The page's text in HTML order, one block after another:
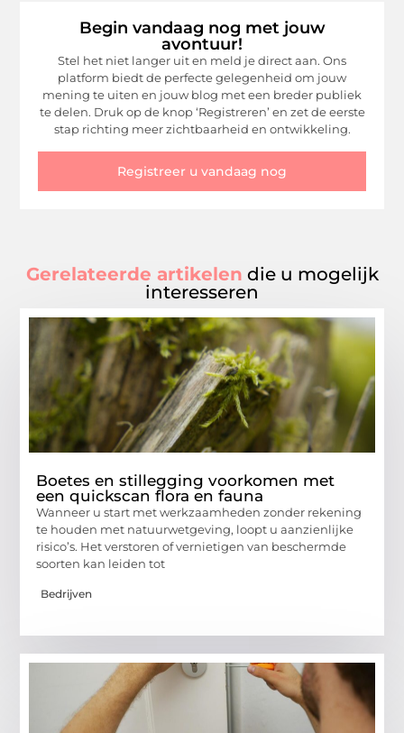
Begin vandaag nog met jouw
avontuur!
Stel het niet langer uit en meld je direct aan. Ons
platform biedt de perfecte gelegenheid om jouw
mening te uiten en jouw blog met een breder publiek
te delen. Druk op de knop ‘Registreren’ en zet de eerste
stap richting meer zichtbaarheid en ontwikkeling.
Registreer u vandaag nog
Gerelateerde artikelen die u mogelijk
interesseren
Boetes en stillegging voorkomen met
een quickscan flora en fauna
Wanneer u start met werkzaamheden zonder rekening
te houden met natuurwetgeving, loopt u aanzienlijke
risico’s. Het verstoren of vernietigen van beschermde
soorten kan leiden tot
Bedrijven